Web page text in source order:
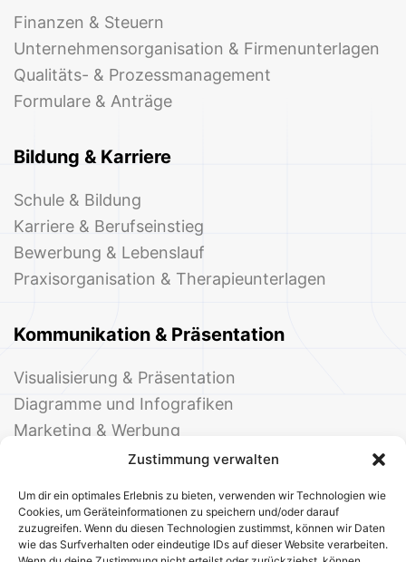
Zustimmung verwalten
Um dir ein optimales Erlebnis zu bieten, verwenden wir Technologien wie
Cookies, um Geräteinformationen zu speichern und/oder darauf
zuzugreifen. Wenn du diesen Technologien zustimmst, können wir Daten
wie das Surfverhalten oder eindeutige IDs auf dieser Website verarbeiten.
Finanzen & Steuern
Unternehmensorganisation & Firmenunterlagen
Qualitäts- & Prozessmanagement
Formulare & Anträge
Bildung & Karriere
Schule & Bildung
Karriere & Berufseinstieg
Bewerbung & Lebenslauf
Praxisorganisation & Therapieunterlagen
Kommunikation & Präsentation
Visualisierung & Präsentation
Diagramme und Infografiken
Marketing & Werbung
Events & Einladungen